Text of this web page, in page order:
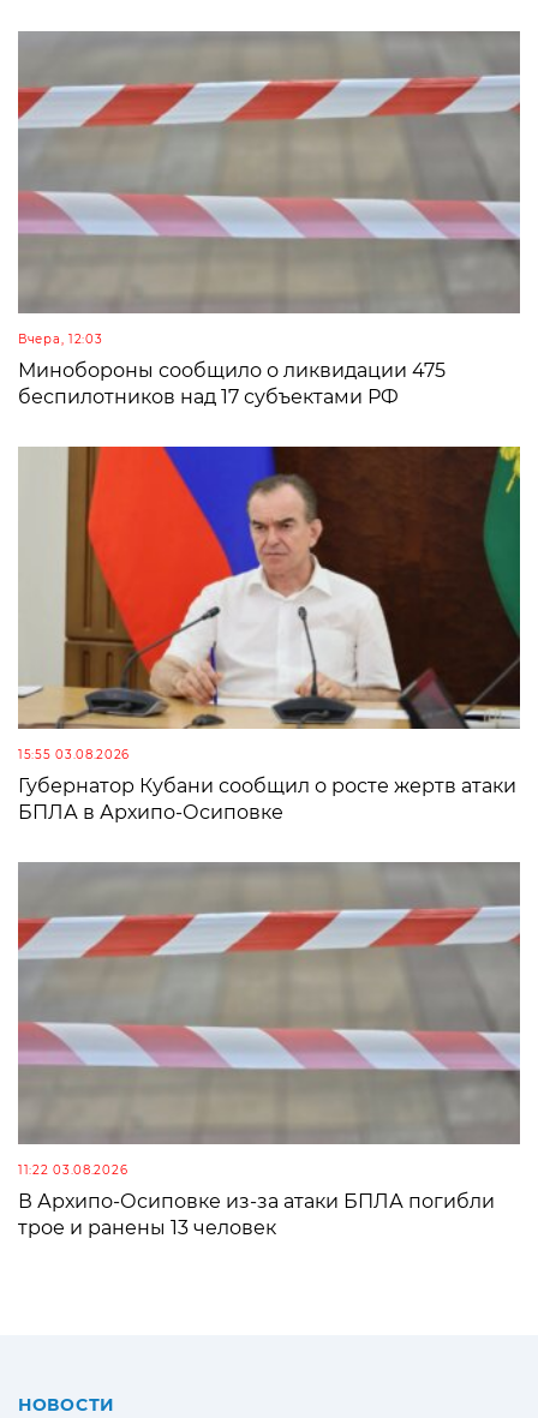
Вчера, 12:03
Минобороны сообщило о ликвидации 475
беспилотников над 17 субъектами РФ
15:55 03.08.2026
Губернатор Кубани сообщил о росте жертв атаки
БПЛА в Архипо-Осиповке
11:22 03.08.2026
В Архипо-Осиповке из-за атаки БПЛА погибли
трое и ранены 13 человек
НОВОСТИ